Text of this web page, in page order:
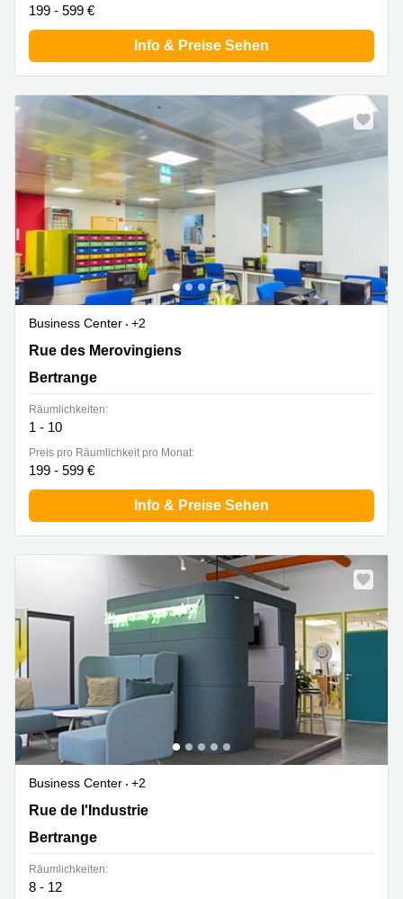
199 - 599 €
Info & Preise Sehen
Business Center
+2
8 rue des Mérovingiens, Bertrange
Rue des Merovingiens
Bertrange
Räumlichkeiten:
1 - 10
Preis pro Räumlichkeit pro Monat:
199 - 599 €
Info & Preise Sehen
Business Center
+2
19 rue de l'Industrie, Bertrange
Rue de l'Industrie
Bertrange
Räumlichkeiten:
8 - 12